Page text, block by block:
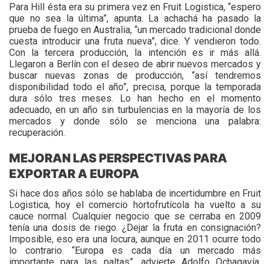
Para Hill ésta era su primera vez en Fruit Logistica, “espero
que no sea la última”, apunta. La achachá ha pasado la
prueba de fuego en Australia, “un mercado tradicional donde
cuesta introducir una fruta nueva”, dice. Y vendieron todo.
Con la tercera producción, la intención es ir más allá.
Llegaron a Berlín con el deseo de abrir nuevos mercados y
buscar nuevas zonas de producción, “así tendremos
disponibilidad todo el año”, precisa, porque la temporada
dura sólo tres meses. Lo han hecho en el momento
adecuado, en un año sin turbulencias en la mayoría de los
mercados y donde sólo se menciona una palabra:
recuperación.
MEJORAN LAS PERSPECTIVAS PARA
EXPORTAR A EUROPA
Si hace dos años sólo se hablaba de incertidumbre en Fruit
Logistica, hoy el comercio hortofrutícola ha vuelto a su
cauce normal. Cualquier negocio que se cerraba en 2009
tenía una dosis de riego. ¿Dejar la fruta en consignación?
Imposible, eso era una locura, aunque en 2011 ocurre todo
lo contrario. “Europa es cada día un mercado más